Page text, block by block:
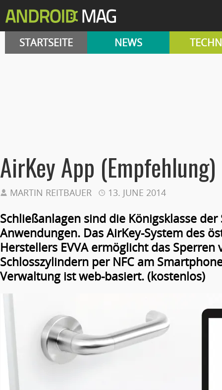
STARTSEITE NEWS
AirKey App (Empfehlung)
MARTIN REITBAUER 13. JUNE 2014
Schließanlagen sind die Königsklasse
Anwendungen. Das AirKey-System des
Herstellers EVVA ermöglicht das Sperren
Schlosszylindern per NFC am
Verwaltung ist web-basiert. (kostenlos)